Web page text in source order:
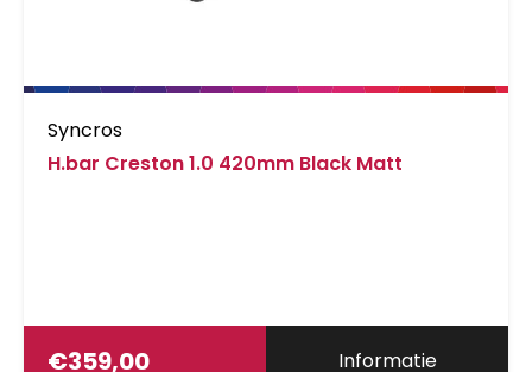
Syncros
H.bar Creston 1.0 420mm Black Matt
€359,00 Informatie